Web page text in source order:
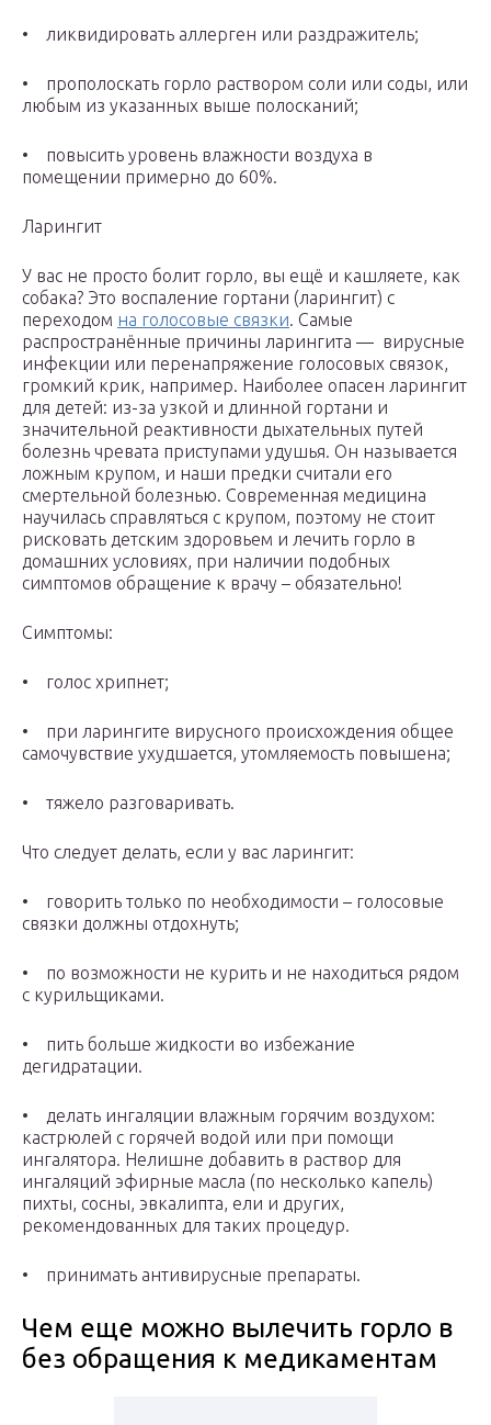
• ликвидировать аллерген или раздражитель;
• прополоскать горло раствором соли или соды, или
любым из указанных выше полосканий;
• повысить уровень влажности воздуха в
помещении примерно до 60%.
Ларингит
У вас не просто болит горло, вы ещё и кашляете, как
собака? Это воспаление гортани (ларингит) с
переходом на голосовые связки. Самые
распространённые причины ларингита — вирусные
инфекции или перенапряжение голосовых связок,
громкий крик, например. Наиболее опасен ларингит
для детей: из-за узкой и длинной гортани и
значительной реактивности дыхательных путей
болезнь чревата приступами удушья. Он называется
ложным крупом, и наши предки считали его
смертельной болезнью. Современная медицина
научилась справляться с крупом, поэтому не стоит
рисковать детским здоровьем и лечить горло в
домашних условиях, при наличии подобных
симптомов обращение к врачу – обязательно!
Симптомы:
• голос хрипнет;
• при ларингите вирусного происхождения общее
самочувствие ухудшается, утомляемость повышена;
• тяжело разговаривать.
Что следует делать, если у вас ларингит:
• говорить только по необходимости – голосовые
связки должны отдохнуть;
• по возможности не курить и не находиться рядом
с курильщиками.
• пить больше жидкости во избежание
дегидратации.
• делать ингаляции влажным горячим воздухом:
кастрюлей с горячей водой или при помощи
ингалятора. Нелишне добавить в раствор для
ингаляций эфирные масла (по несколько капель)
пихты, сосны, эвкалипта, ели и других,
рекомендованных для таких процедур.
• принимать антивирусные препараты.
Чем еще можно вылечить горло в
без обращения к медикаментам